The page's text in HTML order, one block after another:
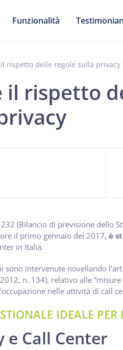
Funzionalità
rispetto delle regole sulla privacy
il rispetto
(Bilancio di previsione dello
il primo gennaio del 2017, è
in Italia.
sono intervenute novellando
n. 134), relativo alle
nelle attività di call
IDEALE
e Call Center